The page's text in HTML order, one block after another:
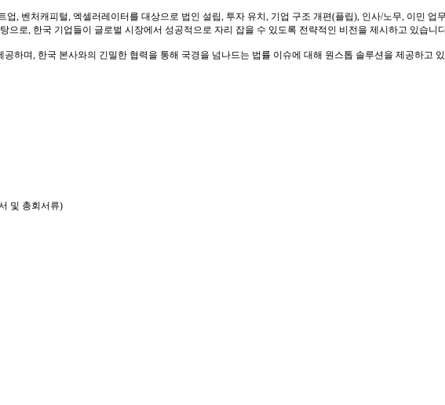
, 벤처캐피털, 엑셀러레이터를 대상으로 법인 설립, 투자 유치, 기업 구조 개편(플립), 인사/노무, 이민
으로, 한국 기업들이 글로벌 시장에서 성공적으로 자리 잡을 수 있도록 전략적인 비전을 제시하고 있습니
하며, 한국 본사와의 긴밀한 협력을 통해 국경을 넘나드는 법률 이슈에 대해 원스톱 솔루션을 제공하고
및 총회서류)